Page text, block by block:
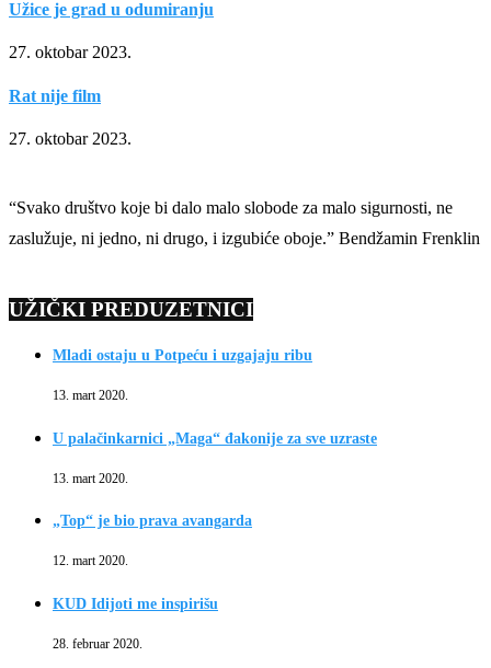
Užice je grad u odumiranju
27. oktobar 2023.
Rat nije film
27. oktobar 2023.
“Svako društvo koje bi dalo malo slobode za malo sigurnosti, ne
zaslužuje, ni jedno, ni drugo, i izgubiće oboje.” Bendžamin Frenklin
UŽIČKI PREDUZETNICI
Mladi ostaju u Potpeću i uzgajaju ribu
13. mart 2020.
U palačinkarnici „Maga“ đakonije za sve uzraste
13. mart 2020.
„Top“ je bio prava avangarda
12. mart 2020.
KUD Idijoti me inspirišu
28. februar 2020.